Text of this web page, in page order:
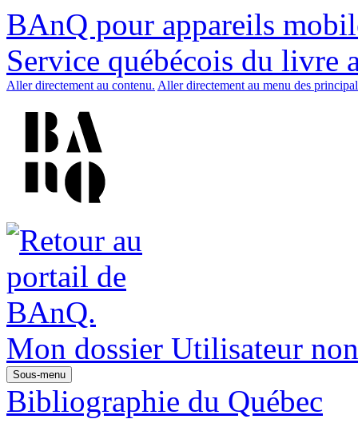
BAnQ pour appareils
Service québécois du livre
Aller directement au contenu. Aller directement au menu des
Mon dossier Utilisateur
Sous-menu
Bibliographie du Québec